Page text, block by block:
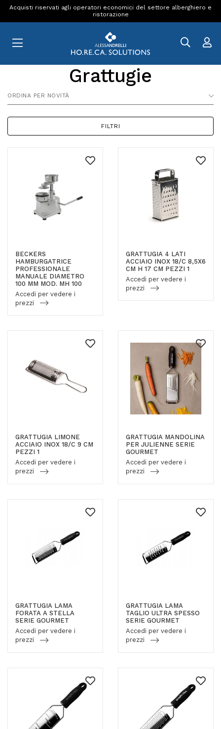
Acquisti riservati agli operatori economici del settore alberghiero e
ristorazione
Grattugie
ORDINA PER NOVITÀ
FILTRI
BECKERS
HAMBURGATRICE
PROFESSIONALE
MANUALE DIAMETRO
100 MM MOD. MH 100
Accedi per vedere i
prezzi
GRATTUGIA 4 LATI
ACCIAIO INOX 18/C 8,5X6
CM H 17 CM PEZZI 1
Accedi per vedere i
prezzi
GRATTUGIA LIMONE
ACCIAIO INOX 18/C 9 CM
PEZZI 1
Accedi per vedere i
prezzi
GRATTUGIA MANDOLINA
PER JULIENNE SERIE
GOURMET
Accedi per vedere i
prezzi
GRATTUGIA LAMA
FORATA A STELLA
SERIE GOURMET
Accedi per vedere i
prezzi
GRATTUGIA LAMA
TAGLIO ULTRA SPESSO
SERIE GOURMET
Accedi per vedere i
prezzi